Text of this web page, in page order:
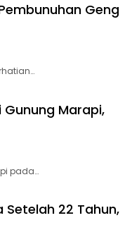
Geng
Gunung Marapi,
pada…
Setelah 22 Tahun,